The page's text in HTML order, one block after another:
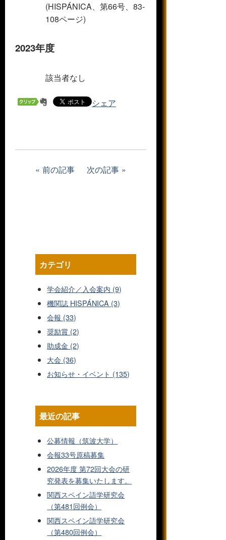
(HISPÁNICA、第66号、83-
108ページ)
2023年度
該当者なし
シェア
前の記事 次の記事
カテゴリ
学会紹介／入会案内 (9)
機関誌 HISPÁNICA (3)
会報 (33)
奨励賞 (2)
助成金 (2)
大会 (36)
お知らせ・イベント (135)
最近の記事
公募情報（筑波大学）
会報33号原稿募集
2026年度 第72回大会の研
究発表を募集いたします。
関西スペイン語学研究会
（第481回例会）
関西スペイン語学研究会
（第480回例会）